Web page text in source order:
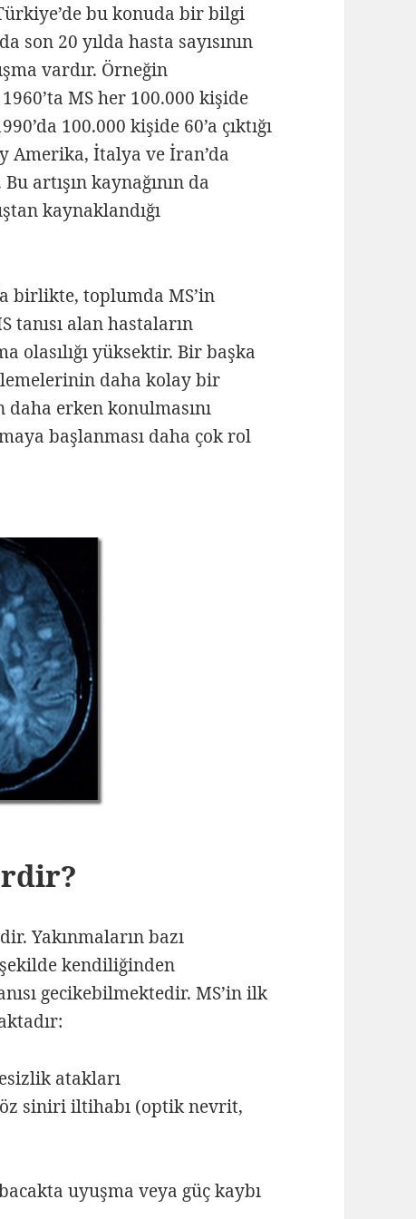
bu konuda bir bilgi
20 yılda hasta sayısının
vardır. Örneğin
MS her 100.000 kişide
100.000 kişide 60’a çıktığı
Amerika, İtalya ve İran’da
artışın kaynağının da
kaynaklandığı
birlikte, toplumda MS’in
tanısı alan hastaların
olasılığı yüksektir. Bir başka
daha kolay bir
daha erken konulmasını
başlanması daha çok rol
Yakınmaların bazı
kendiliğinden
gecikebilmektedir. MS’in ilk
atakları
siniri iltihabı (optik nevrit,
uyuşma veya güç kaybı